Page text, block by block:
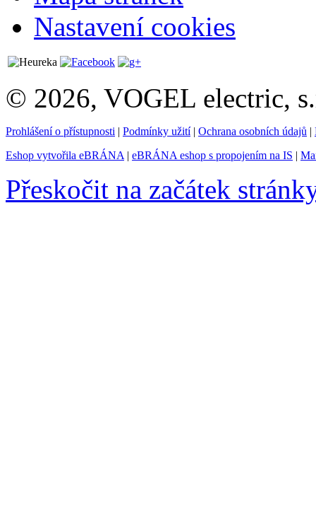
Nastavení cookies
© 2026, VOGEL electric,
Prohlášení o přístupnosti | Podmínky užití| Ochrana osobních údajů |
Eshop vytvořila eBRÁNA | eBRÁNA eshop s propojením na IS |
Přeskočit na začátek